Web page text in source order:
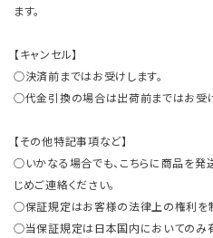
ます。
【キャンセル】
○決済前まではお受けします。
○代金引換の場合は出荷前まではお受け
【その他特記事項など】
○いかなる場合でも、こちらに商品を発
じめご連絡ください。
○保証規定はお客様の法律上の権利を
○当保証規定は日本国内においてのみ